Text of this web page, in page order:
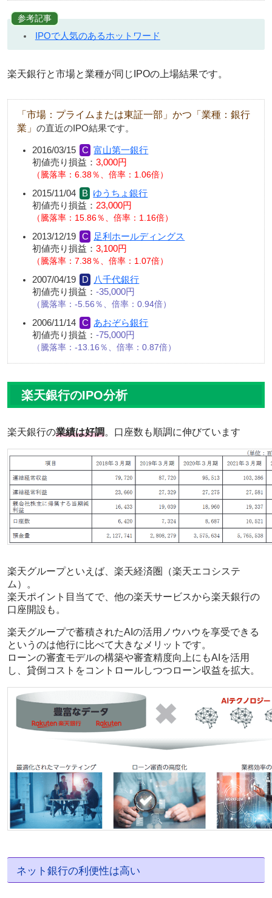
参考記事
IPOで人気のあるホットワード
楽天銀行と市場と業種が同じIPOの上場結果です。
「市場：プライムまたは東証一部」かつ「業種：銀行
業」 の直近のIPO結果です。
2016/03/15
富山第一銀行
初値売り損益： 3,000円
騰落率：6.38％、倍率：1.06倍
2015/11/04
ゆうちょ銀行
初値売り損益： 23,000円
騰落率：15.86％、倍率：1.16倍
2013/12/19
足利ホールディングス
初値売り損益： 3,100円
騰落率：7.38％、倍率：1.07倍
2007/04/19
八千代銀行
初値売り損益： -35,000円
騰落率：-5.56％、倍率：0.94倍
2006/11/14
あおぞら銀行
初値売り損益： -75,000円
騰落率：-13.16％、倍率：0.87倍
楽天銀行のIPO分析
楽天銀行の業績は好調 。口座数も順調に伸びています
楽天グループといえば、楽天経済圏（楽天エコシステ
ム）。
楽天ポイント目当てで、他の楽天サービスから楽天銀行の
口座開設も。
楽天グループで蓄積されたAIの活用ノウハウを享受できる
というのは他行に比べて大きなメリットです。
ローンの審査モデルの構築や審査精度向上にもAIを活用
し、貸倒コストをコントロールしつつローン収益を拡大。
ネット銀行の利便性は高い